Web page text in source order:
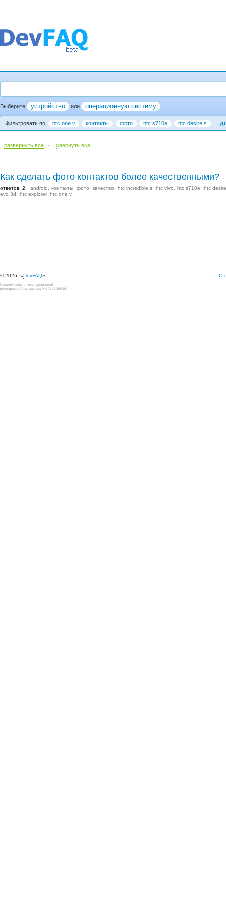
Выберите устройство или операционную систему
Фильтровать по: htc one v контакты фото htc s710e htc desire s
развернуть все · cвернуть все
Как сделать фото контактов более качественными?
ответов: 2 android контакты фото качество htc incredible s htc vivo htc s710e
htc
evo 3d
htc explorer htc one v
© 2026, «DevFAQ». О
Свидетельство о государственной
регистрации базы данных №2012620649.